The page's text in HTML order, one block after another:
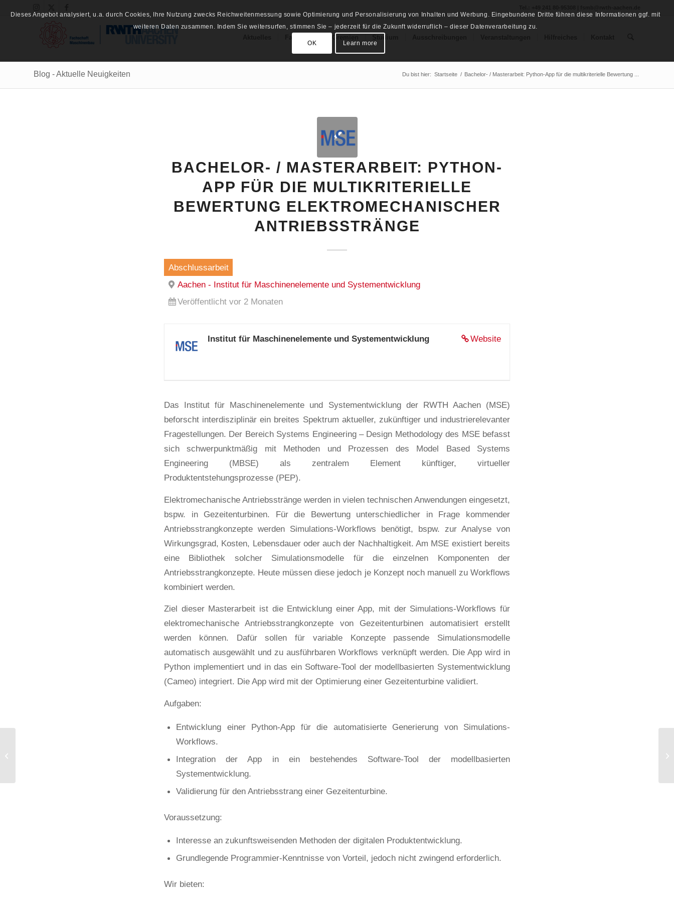
Blog - Aktuelle Neuigkeiten Du bist hier: Startseite / Bachelor- / Masterarbeit: Python-App für die multikriterielle Bewertung ...
BACHELOR- / MASTERARBEIT: PYTHON-
APP FÜR DIE MULTIKRITERIELLE
BEWERTUNG ELEKTROMECHANISCHER
ANTRIEBSSTRÄNGE
Abschlussarbeit
Aachen - Institut für Maschinenelemente und Systementwicklung
Veröffentlicht vor 2 Monaten
Website
Institut für Maschinenelemente und Systementwicklung
Das Institut für Maschinenelemente und Systementwicklung der RWTH Aachen (MSE)
beforscht interdisziplinär ein breites Spektrum aktueller, zukünftiger und industrierelevanter
Fragestellungen. Der Bereich Systems Engineering – Design Methodology des MSE befasst
sich schwerpunktmäßig mit Methoden und Prozessen des Model Based Systems
Engineering (MBSE) als zentralem Element künftiger, virtueller
Produktentstehungsprozesse (PEP).
Elektromechanische Antriebsstränge werden in vielen technischen Anwendungen eingesetzt,
bspw. in Gezeitenturbinen. Für die Bewertung unterschiedlicher in Frage kommender
Antriebsstrangkonzepte werden Simulations-Workflows benötigt, bspw. zur Analyse von
Wirkungsgrad, Kosten, Lebensdauer oder auch der Nachhaltigkeit. Am MSE existiert bereits
eine Bibliothek solcher Simulationsmodelle für die einzelnen Komponenten der
Antriebsstrangkonzepte. Heute müssen diese jedoch je Konzept noch manuell zu Workflows
kombiniert werden.
Ziel dieser Masterarbeit ist die Entwicklung einer App, mit der Simulations-Workflows für
elektromechanische Antriebsstrangkonzepte von Gezeitenturbinen automatisiert erstellt
werden können. Dafür sollen für variable Konzepte passende Simulationsmodelle
automatisch ausgewählt und zu ausführbaren Workflows verknüpft werden. Die App wird in
Python implementiert und in das ein Software-Tool der modellbasierten Systementwicklung
(Cameo) integriert. Die App wird mit der Optimierung einer Gezeitenturbine validiert.
Aufgaben:
Entwicklung einer Python-App für die automatisierte Generierung von Simulations-
Workflows.
Integration der App in ein bestehendes Software-Tool der modellbasierten
Systementwicklung.
Validierung für den Antriebsstrang einer Gezeitenturbine.
Voraussetzung:
Interesse an zukunftsweisenden Methoden der digitalen Produktentwicklung.
Grundlegende Programmier-Kenntnisse von Vorteil, jedoch nicht zwingend erforderlich.
Wir bieten:
Dieses Angebot analysiert, u.a. durch Cookies, Ihre Nutzung zwecks Reichweitenmessung sowie Optimierung und Personalisierung von Inhalten und Werbung. Eingebundene Dritte führen diese Informationen ggf. mit
weiteren Daten zusammen. Indem Sie weitersurfen, stimmen Sie – jederzeit für die Zukunft widerruflich – dieser Datenverarbeitung zu.
OK Learn more